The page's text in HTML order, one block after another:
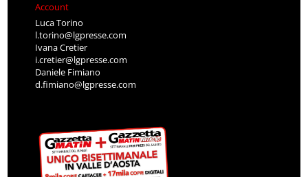
Account
Luca Torino
l.torino@lgpresse.com
Ivana Cretier
i.cretier@lgpresse.com
Daniele Fimiano
d.fimiano@lgpresse.com